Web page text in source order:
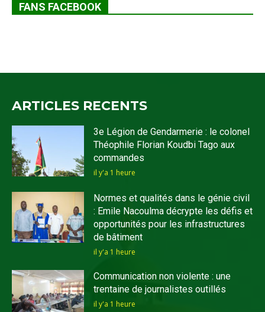
FANS FACEBOOK
ARTICLES RECENTS
3e Légion de Gendarmerie : le colonel
Théophile Florian Koudbi Tago aux
commandes
il y'a 1 heure
Normes et qualités dans le génie civil
: Emile Nacoulma décrypte les défis et
opportunités pour les infrastructures
de bâtiment
il y'a 1 heure
Communication non violente : une
trentaine de journalistes outillés
il y'a 1 heure